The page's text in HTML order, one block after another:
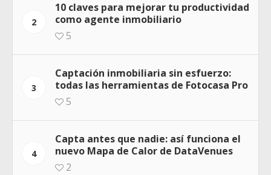
2
10 claves para mejorar tu productividad
como agente inmobiliario
5
3
Captación inmobiliaria sin esfuerzo:
todas las herramientas de Fotocasa Pro
5
4
Capta antes que nadie: así funciona el
nuevo Mapa de Calor de DataVenues
2